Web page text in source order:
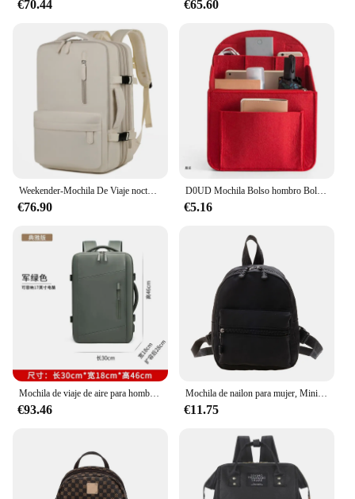
€70.44 €65.60
Weekender-Mochila De Viaje nocturna con carga USB, buena calidad, impermeable, 40x20x25, ordenador portátil Ryanair, diseñador coreano, Camping
€76.90
D0UD Mochila Bolso hombro Bolso organizador Insertar bolso pequeño Divisor Insertar bolsillo
€5.16
Mochila de viaje de aire para hombre y mujer, bolsa de equipaje para ordenador portátil, bolsas de gran capacidad, mochilas multifuncionales para viaje de negocios
€93.46
Mochila de nailon para mujer, Mini mochila de estilo Preppy, Color sólido, a la moda
€11.75